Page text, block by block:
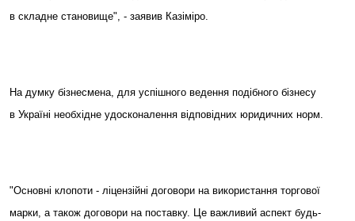
в складне становище", - заявив Казіміро.
На думку бізнесмена, для успішного ведення подібного бізнесу
в Україні необхідне удосконалення відповідних юридичних норм.
"Основні клопоти - ліцензійні договори на використання торгової
марки, а також договори на поставку. Це важливий аспект будь-